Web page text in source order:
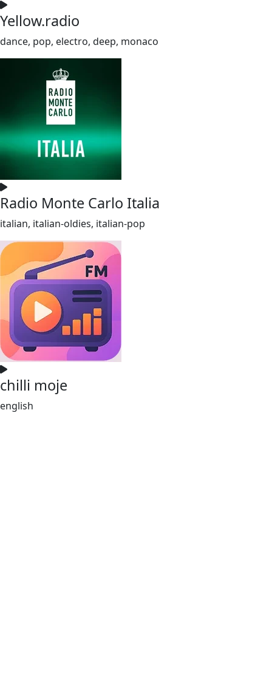
Yellow.radio
dance, pop, electro, deep, monaco
Radio Monte Carlo Italia
italian, italian-oldies, italian-pop
chilli moje
english